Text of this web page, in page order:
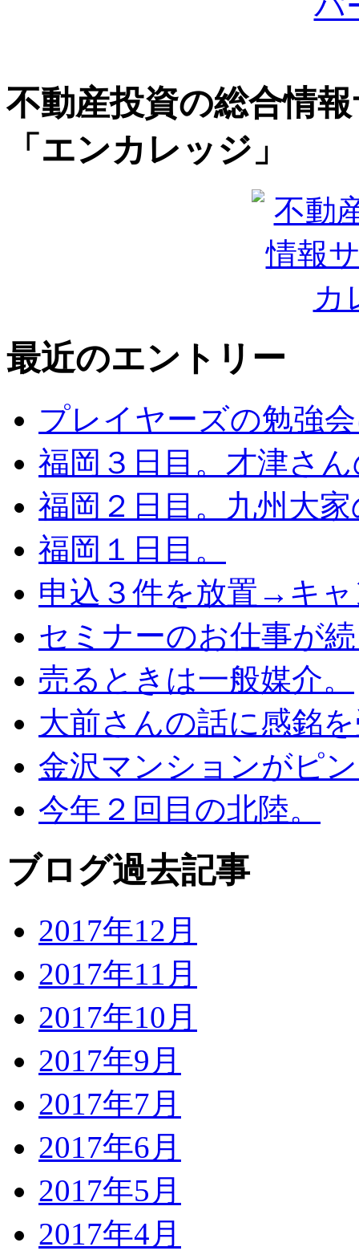
不動産投資の総合情
「エンカレッジ」
最近のエントリー
プレイヤーズの勉強
福岡３日目。才津さ
福岡２日目。九州大
福岡１日目。
申込３件を放置→キ
セミナーのお仕事が
売るときは一般媒介。
大前さんの話に感銘
金沢マンションがピ
今年２回目の北陸。
ブログ過去記事
2017年12月
2017年11月
2017年10月
2017年9月
2017年7月
2017年6月
2017年5月
2017年4月